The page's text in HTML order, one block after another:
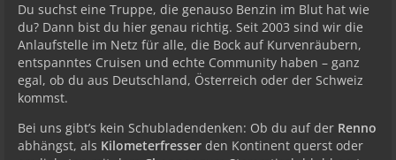
Du suchst eine Truppe, die genauso Benzin im Blut hat wie
du? Dann bist du hier genau richtig. Seit 2003 sind wir die
Anlaufstelle im Netz für alle, die Bock auf Kurvenräubern,
entspanntes Cruisen und echte Community haben – ganz
egal, ob du aus Deutschland, Österreich oder der Schweiz
kommst.
Bei uns gibt’s kein Schubladendenken: Ob du auf der Renno
abhängst, als Kilometerfresser den Kontinent querst oder